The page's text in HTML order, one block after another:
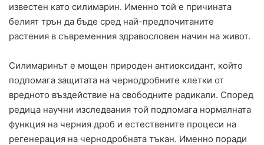
известен като силимарин. Именно той е причината
белият трън да бъде сред най-предпочитаните
растения в съвременния здравословен начин на живот.
Силимаринът е мощен природен антиоксидант, който
подпомага защитата на чернодробните клетки от
вредното въздействие на свободните радикали. Според
редица научни изследвания той подпомага нормалната
функция на черния дроб и естествените процеси на
регенерация на чернодробната тъкан. Именно поради